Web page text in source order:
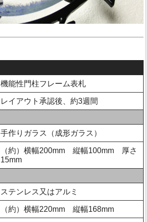
機能性門柱フレーム表札
レイアウト承認後、約3週間
手作りガラス（成形ガラス）
（約）横幅200mm 縦幅100mm 厚さ
15mm
ステンレス又はアルミ
（約）横幅220mm 縦幅168mm